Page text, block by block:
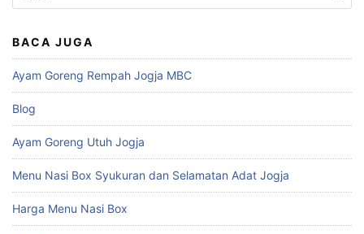
untuk:
BACA JUGA
Ayam Goreng Rempah Jogja MBC
Blog
Ayam Goreng Utuh Jogja
Menu Nasi Box Syukuran dan Selamatan Adat Jogja
Harga Menu Nasi Box